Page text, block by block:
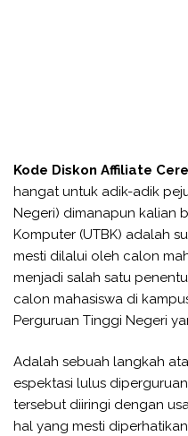
Kode Diskon Affiliate
hangat untuk adik-adik
Negeri) dimanapun kalian
Komputer (UTBK) adalah
mesti dilalui oleh calon
menjadi salah satu
calon mahasiswa di
Perguruan Tinggi Negeri
Adalah sebuah langkah
espektasi lulus
tersebut diiringi dengan
hal yang mesti